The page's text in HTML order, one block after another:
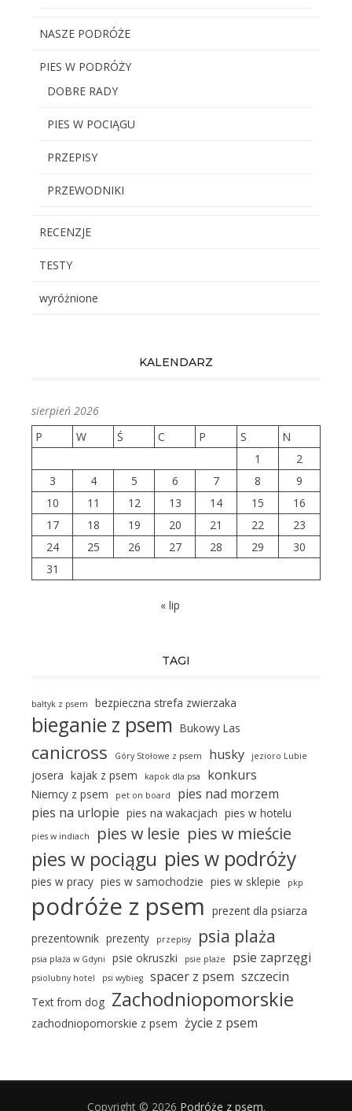
NASZE PODRÓŻE
PIES W PODRÓŻY
DOBRE RADY
PIES W POCIĄGU
PRZEPISY
PRZEWODNIKI
RECENZJE
TESTY
wyróżnione
KALENDARZ
sierpień 2026
P
W Ś C P S
N
1
2
3
4 5 6 7 8
9
10
11 12 13 14 15
16
17
18 19 20 21 22
23
24
25 26 27 28 29
30
31
« lip
TAGI
bałtyk z psem bezpieczna strefa zwierzaka
bieganie z psem Bukowy Las
canicross Góry Stołowe z psem husky jezioro Lubie
josera kajak z psem kapok dla psa konkurs
Niemcy z psem pet on board
pies nad morzem
pies na urlopie pies na wakacjach pies w hotelu
pies w indiach pies w lesie pies w mieście
pies w pociągu pies w podróży
pies w pracy pies w samochodzie pies w sklepie pkp
podróże z psem prezent dla psiarza
prezentownik prezenty przepisy psia plaża
psia plaża w Gdyni psie okruszki psie plaże psie zaprzęgi
psiolubny hotel psi wybieg spacer z psem szczecin
Text from dog Zachodniopomorskie
zachodniopomorskie z psem życie z psem
Copyright © 2026 Podróże z psem.